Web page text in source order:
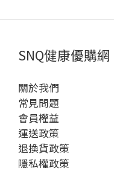
字
(3)
國家
品質
標章
(6)
SNQ健康優購網
關於我們
常見問題
會員權益
運送政策
退換貨政策
隱私權政策